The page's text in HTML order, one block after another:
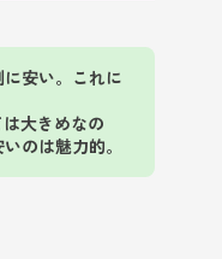
安い。これに
大きめなの
のは魅力的。